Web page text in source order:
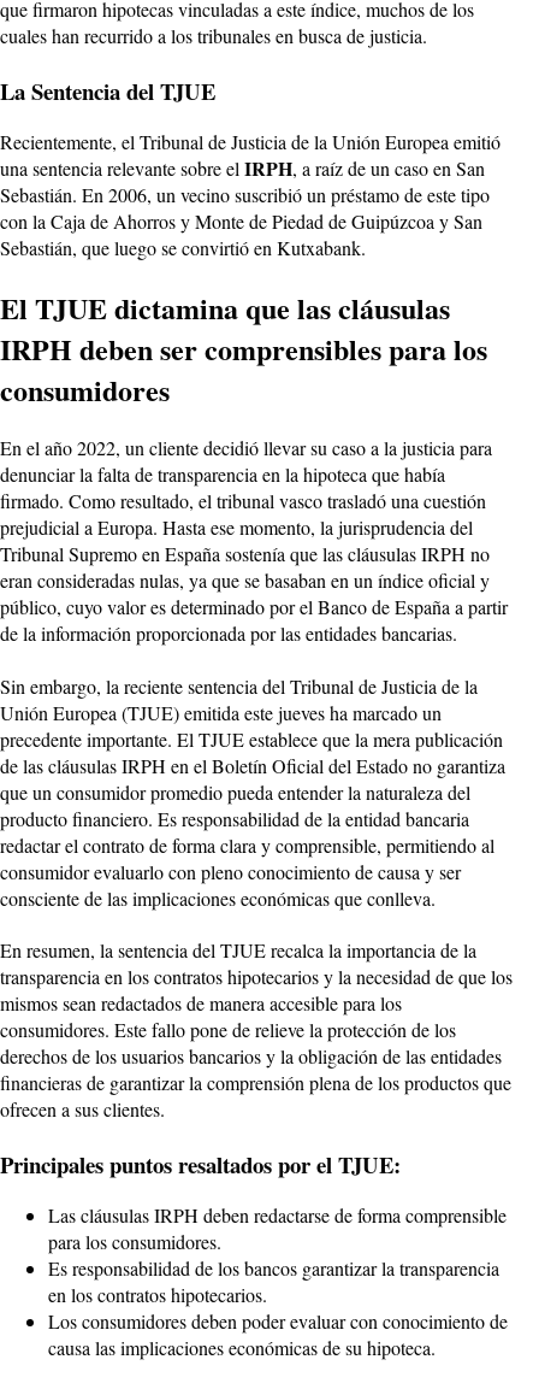
que firmaron hipotecas vinculadas a este índice, muchos de los
cuales han recurrido a los tribunales en busca de justicia.
La Sentencia del TJUE
Recientemente, el Tribunal de Justicia de la Unión Europea emitió
una sentencia relevante sobre elIRPH, a raíz de un caso en San
Sebastián. En 2006, un vecino suscribió un préstamo de este tipo
con la Caja de Ahorros y Monte de Piedad de Guipúzcoa y San
Sebastián, que luego se convirtió en Kutxabank.
El TJUE dictamina que las cláusulas
IRPH deben ser comprensibles para los
consumidores
En el año 2022, un cliente decidió llevar su caso a la justicia para
denunciar la falta de transparencia en la hipoteca que había
firmado. Como resultado, el tribunal vasco trasladó una cuestión
prejudicial a Europa. Hasta ese momento, la jurisprudencia del
Tribunal Supremo en España sostenía que las cláusulas IRPH no
eran consideradas nulas, ya que se basaban en un índice oficial y
público, cuyo valor es determinado por el Banco de España a partir
de la información proporcionada por las entidades bancarias.
Sin embargo, la reciente sentencia del Tribunal de Justicia de la
Unión Europea (TJUE) emitida este jueves ha marcado un
precedente importante. El TJUE establece que la mera publicación
de las cláusulas IRPH en el Boletín Oficial del Estado no garantiza
que un consumidor promedio pueda entender la naturaleza del
producto financiero. Es responsabilidad de la entidad bancaria
redactar el contrato de forma clara y comprensible, permitiendo al
consumidor evaluarlo con pleno conocimiento de causa y ser
consciente de las implicaciones económicas que conlleva.
En resumen, la sentencia del TJUE recalca la importancia de la
transparencia en los contratos hipotecarios y la necesidad de que los
mismos sean redactados de manera accesible para los
consumidores. Este fallo pone de relieve la protección de los
derechos de los usuarios bancarios y la obligación de las entidades
financieras de garantizar la comprensión plena de los productos que
ofrecen a sus clientes.
Principales puntos resaltados por el TJUE:
Las cláusulas IRPH deben redactarse de forma comprensible
para los consumidores.
Es responsabilidad de los bancos garantizar la transparencia
en los contratos hipotecarios.
Los consumidores deben poder evaluar con conocimiento de
causa las implicaciones económicas de su hipoteca.